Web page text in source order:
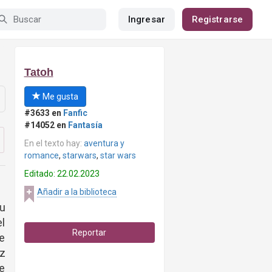
Ingresar Registrarse
Tatoh
Me gusta
#3633 en Fanfic
#14052 en Fantasía
En el texto hay: aventura y
romance, starwars, star wars
Editado: 22.02.2023
Añadir a la biblioteca
Reportar